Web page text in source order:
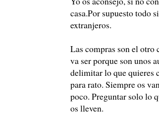
casa.Por supuesto todo
extranjeros.
Las compras son el otro
va ser porque son unos
delimitar lo que quieres
para rato. Siempre os
poco. Preguntar solo lo
os lleven.